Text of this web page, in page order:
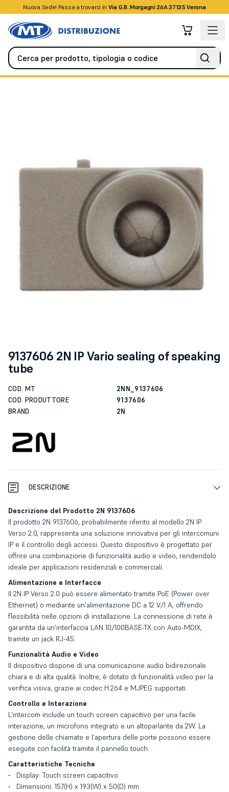
Nuova Sede! Passa a trovarci in Via G.B. Morgagni 26A 37135 Verona
+39045509826
9137606 2N IP Vario sealing of speaking
tube
COD. MT
2NN_9137606
COD. PRODUTTORE
9137606
BRAND
2N
DESCRIZIONE
Descrizione del Prodotto 2N 9137606
Il prodotto 2N 9137606, probabilmente riferito al modello 2N IP
Verso 2.0, rappresenta una soluzione innovativa per gli intercomuni
IP e il controllo degli accessi. Questo dispositivo è progettato per
offrire una combinazione di funzionalità audio e video, rendendolo
ideale per applicazioni residenziali e commerciali.
Alimentazione e Interfacce
Il 2N IP Verso 2.0 può essere alimentato tramite PoE (Power over
Ethernet) o mediante un'alimentazione DC a 12 V/1 A, offrendo
flessibilità nelle opzioni di installazione. La connessione di rete è
garantita da un'interfaccia LAN 10/100BASE-TX con Auto-MDIX,
tramite un jack RJ-45.
Funzionalità Audio e Video
Il dispositivo dispone di una comunicazione audio bidirezionale
chiara e di alta qualità. Inoltre, è dotato di funzionalità video per la
verifica visiva, grazie ai codec H.264 e MJPEG supportati.
Controllo e Interazione
L'intercom include un touch screen capacitivo per una facile
interazione, un microfono integrato e un altoparlante da 2W. La
gestione delle chiamate e l'apertura delle porte possono essere
eseguite con facilità tramite il pannello touch.
Caratteristiche Tecniche
Display: Touch screen capacitivo
Dimensioni: 157(H) x 193(W) x 50(D) mm